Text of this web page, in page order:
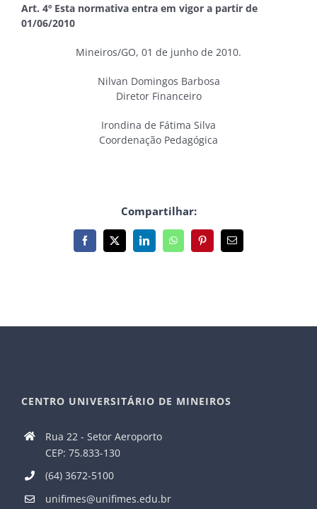
Art. 4º Esta normativa entra em vigor a partir de
01/06/2010
Mineiros/GO, 01 de junho de 2010.
Nilvan Domingos Barbosa
Diretor Financeiro
Irondina de Fátima Silva
Coordenação Pedagógica
Compartilhar:
Facebook
X LinkedInWhatsAppPinterest
E-
mail
CENTRO UNIVERSITÁRIO DE MINEIROS
Rua 22 - Setor Aeroporto
CEP: 75.833-130
(64) 3672-5100
unifimes@unifimes.edu.br